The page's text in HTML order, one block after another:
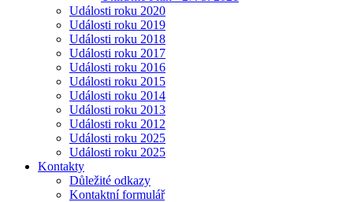
Události roku 2020
Události roku 2019
Události roku 2018
Události roku 2017
Události roku 2016
Události roku 2015
Události roku 2014
Události roku 2013
Události roku 2012
Události roku 2025
Události roku 2025
Kontakty
Důležité odkazy
Kontaktní formulář